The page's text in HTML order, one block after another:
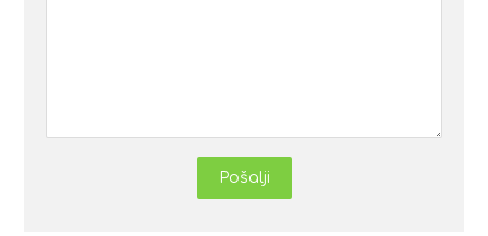
Pošalji